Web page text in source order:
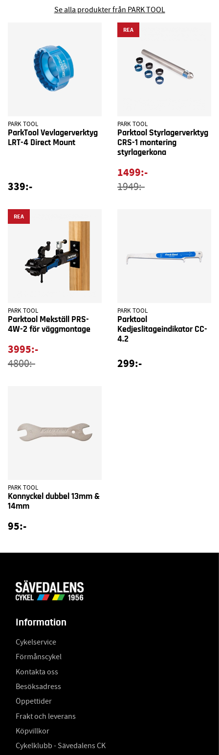
Se alla produkter från PARK TOOL
PARK TOOL
ParkTool Vevlagerverktyg
LRT-4 Direct Mount
339:-
REA
PARK TOOL
Parktool Styrlagerverktyg
CRS-1 montering
styrlagerkona
1499:-
1949:-
REA
PARK TOOL
Parktool Mekställ PRS-
4W-2 för väggmontage
3995:-
4800:-
PARK TOOL
Parktool
Kedjeslitageindikator CC-
4.2
299:-
PARK TOOL
Konnyckel dubbel 13mm &
14mm
95:-
Information
Cykelservice
Förmånscykel
Kontakta oss
Besöksadress
Öppettider
Frakt och leverans
Köpvillkor
Cykelklubb - Sävedalens CK